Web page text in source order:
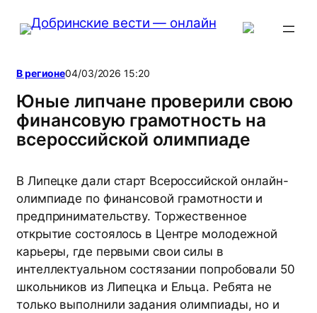
Перейти
В регионе04/03/2026 15:20
Юные липчане проверили свою
финансовую грамотность на
всероссийской олимпиаде
В Липецке дали старт Всероссийской онлайн-
олимпиаде по финансовой грамотности и
предпринимательству. Торжественное
открытие состоялось в Центре молодежной
карьеры, где первыми свои силы в
интеллектуальном состязании попробовали 50
школьников из Липецка и Ельца. Ребята не
только выполнили задания олимпиады, но и